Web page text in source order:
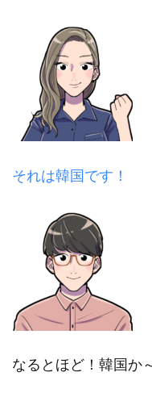
それは韓国です！
なるとほど！韓国か